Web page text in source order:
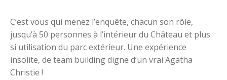
C’est vous qui menez l’enquête, chacun son rôle,
jusqu’à 50 personnes à l’intérieur du Château et plus
si utilisation du parc extérieur. Une expérience
insolite, de team building digne d’un vrai Agatha
Christie !